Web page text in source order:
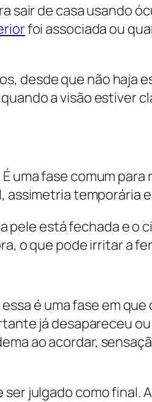
sair de casa usando
foi associada ou
desde que não haja
a visão estiver
uma fase comum
assimetria temporária
está fechada e o
o que pode irritar a
é uma fase em
já desapareceu
ao acordar,
ser julgado como final.